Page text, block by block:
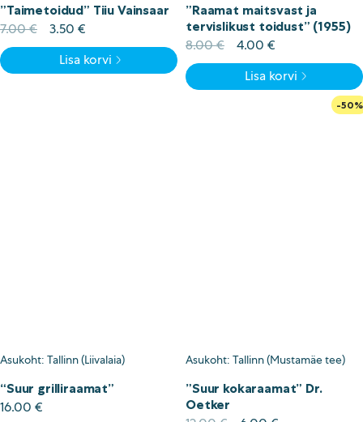
”Taimetoidud” Tiiu Vainsaar
7.00€
Algne
hind
oli:
7.00 €.
3.50 €
price
is:
3.50 €.
Lisa korvi
”Raamat maitsvast ja
tervislikust toidust” (1955)
8.00€
Algne
hind
oli:
8.00 €.
4.00 €Current
price
is:
4.00 €.
Lisa korvi
Asukoht: Tallinn (Liivalaia)
“Suur grilliraamat”
16.00 €
-50%
Asukoht: Tallinn (Mustamäe tee)
”Suur kokaraamat” Dr.
Oetker